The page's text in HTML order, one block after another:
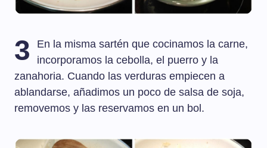
3
En la misma sartén que cocinamos la carne,
incorporamos la cebolla, el puerro y la
zanahoria. Cuando las verduras empiecen a
ablandarse, añadimos un poco de salsa de soja,
removemos y las reservamos en un bol.